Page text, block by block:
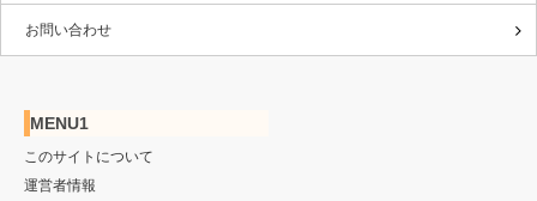
お問い合わせ
MENU1
このサイトについて
運営者情報